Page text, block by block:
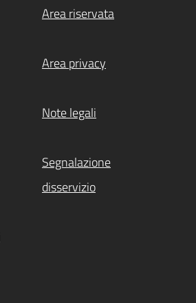
Area riservata
Area privacy
Note legali
Segnalazione
disservizio